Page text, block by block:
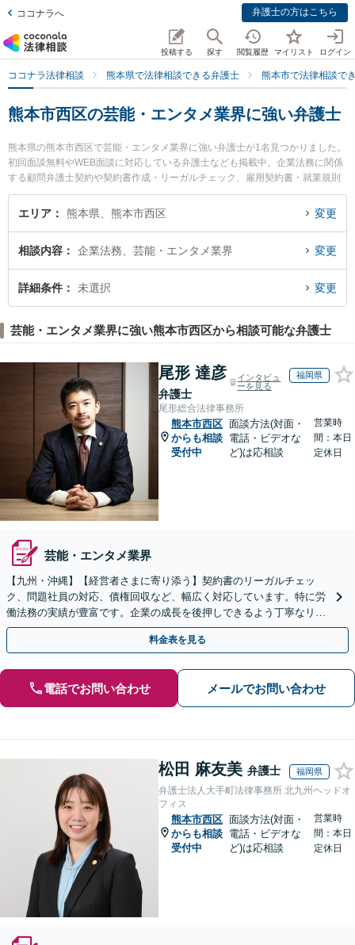
ココナラへ 弁護士の方はこちら
投稿する 探す 閲覧履歴 マイリスト ログイン
ココナラ法律相談 熊本県で法律相談できる弁護士 熊本市で法律相談で
熊本市西区の芸能・エンタメ業界に強い弁護士
熊本県の熊本市西区で芸能・エンタメ業界に強い弁護士が1名見つかりました。
初回面談無料やWEB面談に対応している弁護士なども掲載中。企業法務に関係
する顧問弁護士契約や契約書作成・リーガルチェック、雇用契約書・就業規則
作成等の細かな分野での絞り込み検索もでき便利です。特に弁護士法人田中ひ
ろし法律事務所の田中 裕司弁護士のプロフィール情報や弁護士費用、強みなど
ル解決の実績豊富な近くの弁護士を検索したい』『初回相談無料で芸能・エン
タメ業界を法律相談できる熊本市西区内の弁護士に相談予約したい』などでお
困りの相談者さんにおすすめです。
エリア 熊本県、熊本市西区 変更
相談内容 企業法務、芸能・エンタメ業界 変更
詳細条件 未選択 変更
芸能・エンタメ業界に強い熊本市西区から相談可能な弁護士
尾形 達彦
弁護士
インタビュ
ーを見る
福岡県
尾形総合法律事務所
熊本市西区
からも相談
受付中
面談方法(対面・
電話・ビデオな
ど)は応相談
営業時
間：本日
定休日
芸能・エンタメ業界
【九州・沖縄】【経営者さまに寄り添う】契約書のリーガルチェッ
ク、問題社員の対応、債権回収など、幅広く対応しています。特に労
働法務の実績が豊富です。企業の成長を後押しできるよう丁寧なリー
ガルサービスを提供いたします。
料金表を見る
電話でお問い合わせ メールでお問い合わせ
松田 麻友美 弁護士 福岡県
弁護士法人大手町法律事務所 北九州ヘッドオ
フィス
熊本市西区
からも相談
受付中
面談方法(対面・
電話・ビデオな
ど)は応相談
営業時
間：本日
定休日